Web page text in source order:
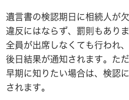
遺言書の検認期日に相続人が
違反にはならず、罰則もあり
全員が出席しなくても行われ
後日結果が通知されます。た
早期に知りたい場合は、検認
されます。